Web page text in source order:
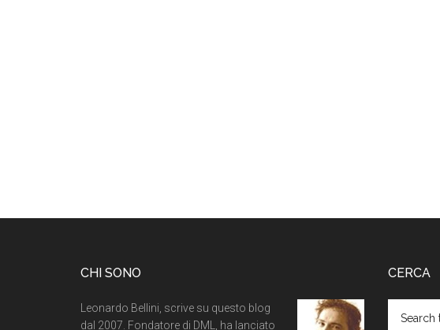
CHI SONO
Leonardo Bellini, scrive su questo blog
dal 2007. Fondatore di DML, ha lanciato
CERCA